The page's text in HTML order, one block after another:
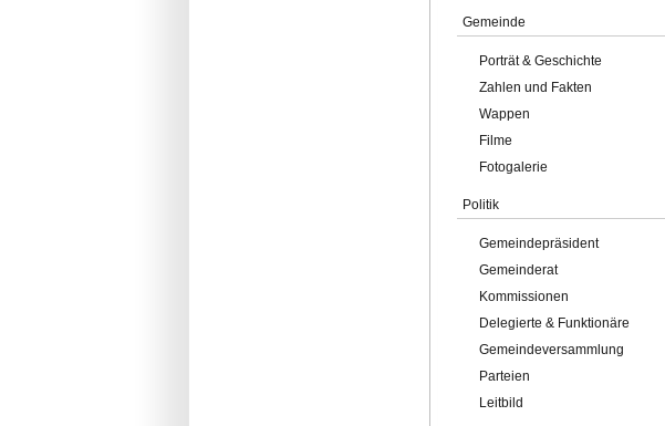
Gemeinde
Porträt & Geschichte
Zahlen und Fakten
Wappen
Filme
Fotogalerie
Politik
Gemeindepräsident
Gemeinderat
Kommissionen
Delegierte & Funktionäre
Gemeindeversammlung
Parteien
Leitbild